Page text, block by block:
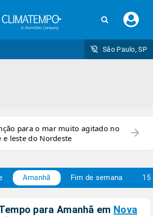
seu
São Paulo, SP
para o mar muito agitado no
e leste do Nordeste
arrow_forward
Amanhã Fim de semana 15
para Amanhã em Nova